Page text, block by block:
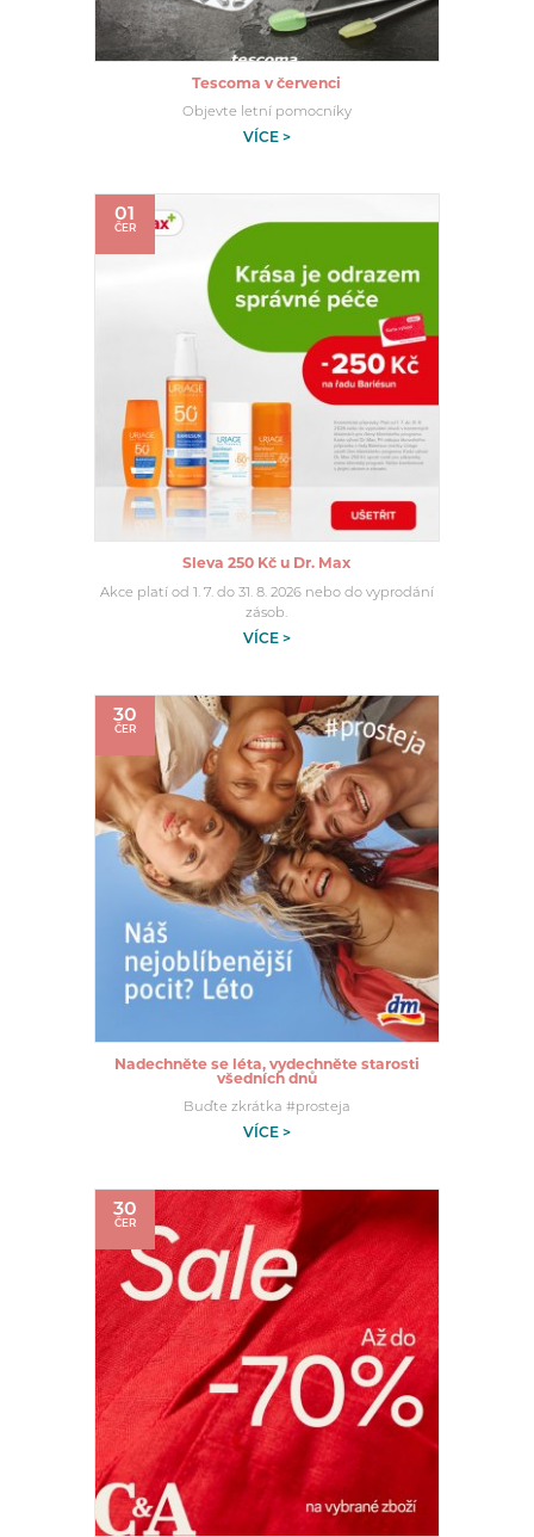
Tescoma v červenci
Objevte letní pomocníky
VÍCE >
01
ČER
Sleva 250 Kč u Dr. Max
Akce platí od 1. 7. do 31. 8. 2026 nebo do vyprodání
zásob.
VÍCE >
30
ČER
Nadechněte se léta, vydechněte starosti
všedních dnů
Buďte zkrátka #prosteja
VÍCE >
30
ČER